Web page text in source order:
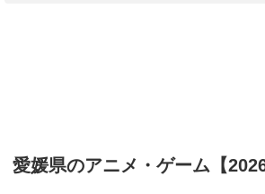
愛媛県のアニメ・ゲーム【